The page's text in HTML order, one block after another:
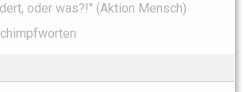
oder was?!" (Aktion Mensch)